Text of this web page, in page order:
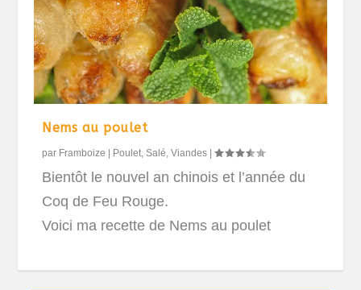
Nems au poulet
par Framboize Poulet,Salé,Viandes |
Bientôt le nouvel an chinois et l’année du
Coq de Feu Rouge.
Voici ma recette de Nems au poulet